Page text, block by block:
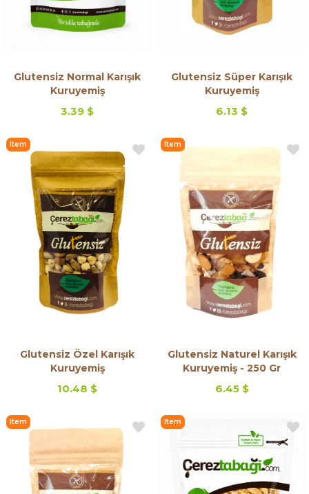
Glutensiz Normal Karışık
Kuruyemiş
3.39 $
Glutensiz Süper Karışık
Kuruyemiş
6.13 $
Glutensiz Özel Karışık
Kuruyemiş
10.48 $
Item
Glutensiz Naturel Karışık
Kuruyemiş - 250 Gr
6.45 $
Item
Item
Item